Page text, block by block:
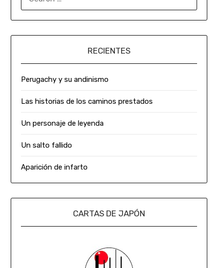
RECIENTES
Perugachy y su andinismo
Las historias de los caminos prestados
Un personaje de leyenda
Un salto fallido
Aparición de infarto
CARTAS DE JAPÓN